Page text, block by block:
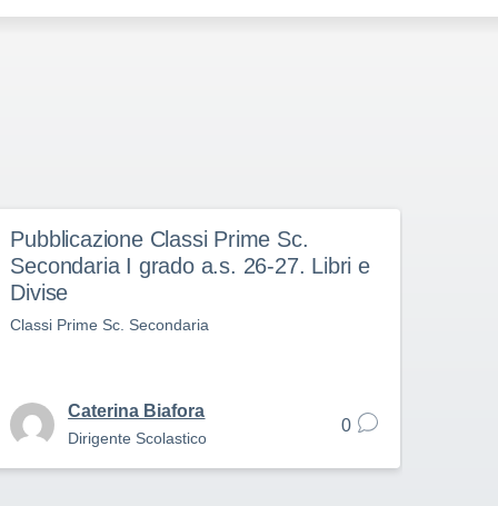
Pubblicazione Classi Prime Sc.
Secondaria I grado a.s. 26-27. Libri e
Divise
Classi Prime Sc. Secondaria
Caterina Biafora
Dirigente Scolastico
0